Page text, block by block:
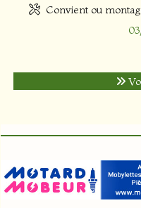
Convient ou